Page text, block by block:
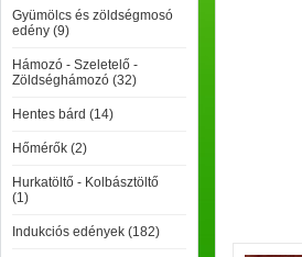
Gyümölcs és zöldségmosó
edény (9)
Hámozó - Szeletelő -
Zöldséghámozó (32)
Hentes bárd (14)
Hőmérők (2)
Hurkatöltő - Kolbásztöltő
(1)
Indukciós edények (182)